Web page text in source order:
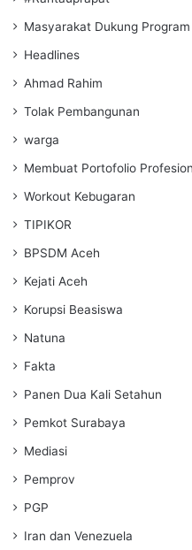
Masyarakat Dukung
Headlines
Ahmad Rahim
Tolak Pembangunan
warga
Membuat Portofolio
Workout Kebugaran
TIPIKOR
BPSDM Aceh
Kejati Aceh
Korupsi Beasiswa
Natuna
Fakta
Panen Dua Kali Setahun
Pemkot Surabaya
Mediasi
Pemprov
PGP
Iran dan Venezuela